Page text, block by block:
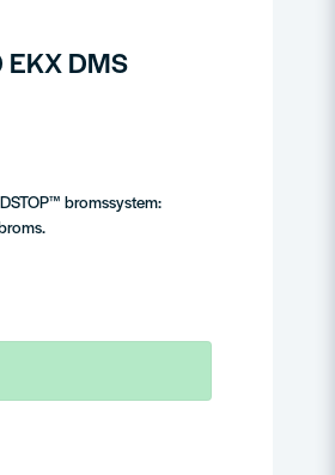
EKX DMS
bromssystem: